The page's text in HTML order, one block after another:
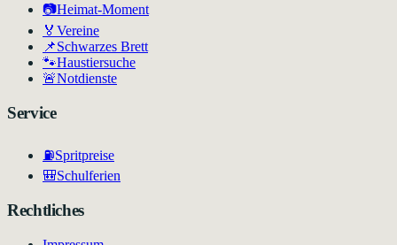
📷Heimat-Moment
🏅 Vereine
📌Schwarzes Brett
🐾Haustiersuche
🚨Notdienste
Service
⛽Spritpreise
🎒Schulferien
Rechtliches